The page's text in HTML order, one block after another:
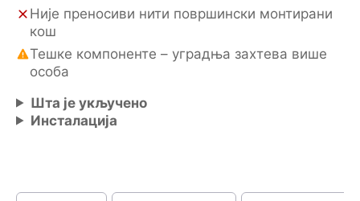
Није преносиви нити површински монтирани
кош
Тешке компоненте – уградња захтева више
особа
Шта је укључено
Инсталација